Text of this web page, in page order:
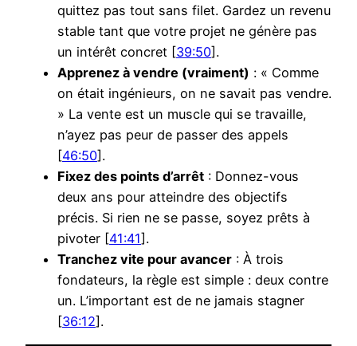
quittez pas tout sans filet. Gardez un revenu
stable tant que votre projet ne génère pas
un intérêt concret [39:50].
Apprenez à vendre (vraiment) : « Comme
on était ingénieurs, on ne savait pas vendre.
» La vente est un muscle qui se travaille,
n’ayez pas peur de passer des appels
[46:50].
Fixez des points d’arrêt : Donnez-vous
deux ans pour atteindre des objectifs
précis. Si rien ne se passe, soyez prêts à
pivoter [41:41].
Tranchez vite pour avancer : À trois
fondateurs, la règle est simple : deux contre
un. L’important est de ne jamais stagner
[36:12].